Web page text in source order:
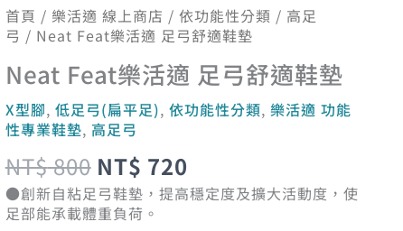
首頁 / 樂活適 線上商店 / 依功能性分類 / 高足
弓 / Neat Feat樂活適 足弓舒適鞋墊
Neat Feat樂活適 足弓舒適鞋墊
X型腳, 低足弓(扁平足), 依功能性分類, 樂活適 功能
性專業鞋墊, 高足弓
NT$800
原
始
價
格：
NT$ 800。
NT$ 720
目
前
價
格：
NT$ 720。
●創新自粘足弓鞋墊，提高穩定度及擴大活動度，使
足部能承載體重負荷。
Neat
Feat
樂
適
足
弓
舒
適